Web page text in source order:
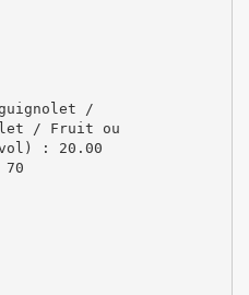
guignolet /
/ Fruit ou
: 20.00
70